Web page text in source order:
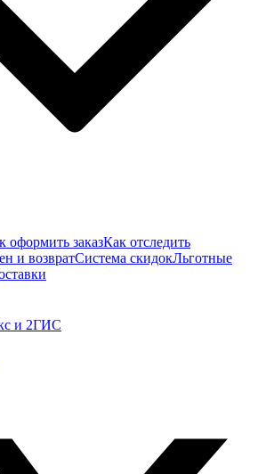
оформить заказКак отследить
и возвратСистема скидокЛьготные
и 2ГИС